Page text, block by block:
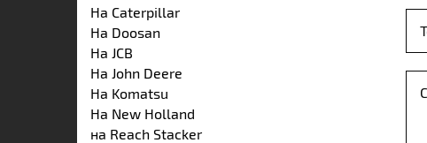
На Caterpillar
На Doosan
На JCB
На John Deere
На Komatsu
На New Holland
на Reach Stacker